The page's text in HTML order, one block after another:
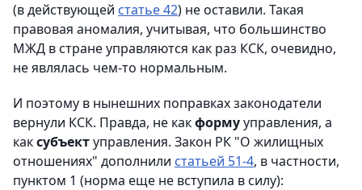
(в действующей статье 42) не оставили. Такая
правовая аномалия, учитывая, что большинство
МЖД в стране управляются как раз КСК, очевидно,
не являлась чем-то нормальным.
И поэтому в нынешних поправках законодатели
вернули КСК. Правда, не какформууправления, а
каксубъектуправления. Закон РК "О жилищных
отношениях" дополнили статьей 51-4, в частности,
пунктом 1 (норма еще не вступила в силу):